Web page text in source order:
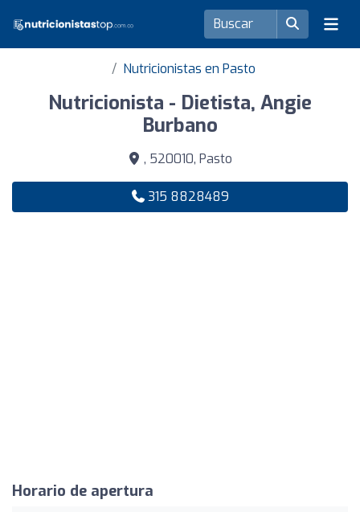
Nutricionistas en Pasto
Nutricionista - Dietista, Angie
Burbano
, 520010, Pasto
315 8828489
Horario de apertura